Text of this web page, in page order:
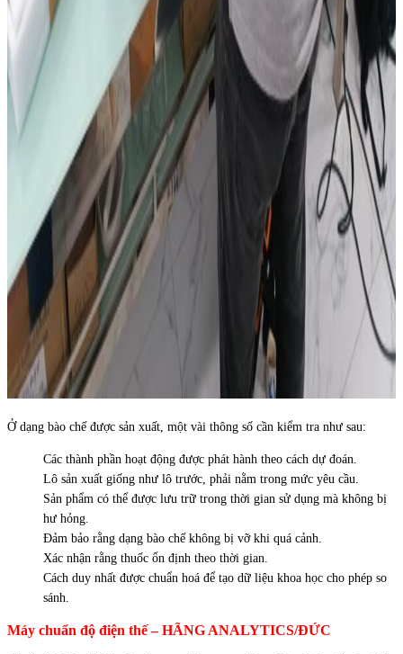
Ở dạng bào chế được sản xuất, một vài thông số cần kiểm tra như sau:
Các thành phần hoạt động được phát hành theo cách dự đoán.
Lô sản xuất giống như lô trước, phải nằm trong mức yêu cầu.
Sản phẩm có thể được lưu trữ trong thời gian sử dụng mà không bị
hư hỏng.
Đảm bảo rằng dạng bào chế không bị vỡ khi quá cảnh.
Xác nhận rằng thuốc ổn định theo thời gian.
Cách duy nhất được chuẩn hoá để tạo dữ liệu khoa học cho phép so
sánh.
Máy chuẩn độ điện thế – HÃNG ANALYTICS/ĐỨC